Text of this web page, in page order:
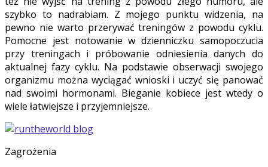
szybko to nadrabiam. Z mojego punktu widzenia, na
pewno nie warto przerywać treningów z powodu cyklu.
Pomocne jest notowanie w dzienniczku samopoczucia
przy treningach i próbowanie odniesienia danych do
aktualnej fazy cyklu. Na podstawie obserwacji swojego
organizmu można wyciągać wnioski i uczyć się panować
nad swoimi hormonami. Bieganie kobiece jest wtedy o
wiele łatwiejsze i przyjemniejsze.
Zagrożenia